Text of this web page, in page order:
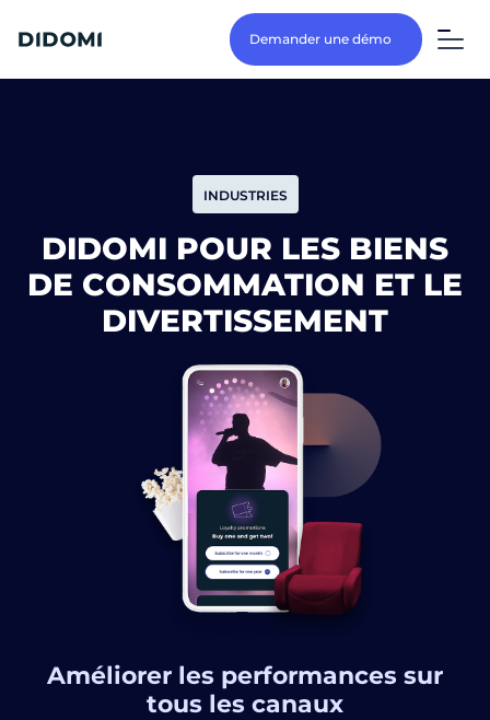
Demander une démo
INDUSTRIES
DIDOMI POUR LES BIENS
DE CONSOMMATION ET LE
DIVERTISSEMENT
Améliorer les performances sur
tous les canaux